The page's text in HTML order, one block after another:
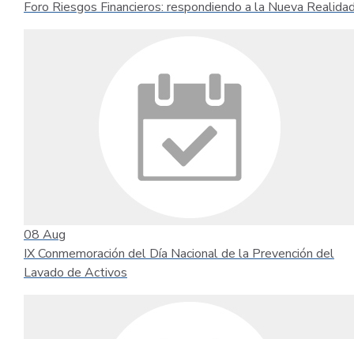
Foro Riesgos Financieros: respondiendo a la Nueva
08 Aug
IX Conmemoración del Día Nacional de la Prevención del
Lavado de Activos